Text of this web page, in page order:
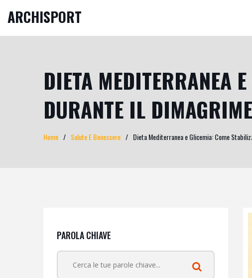
ARCHISPORT
DIETA MEDITERRANEA
DURANTE IL
Home Salute E Benessere Dieta Mediterranea e Glicemia: Come
PAROLA CHIAVE